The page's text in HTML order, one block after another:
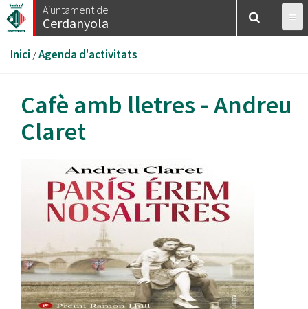
Vés
al
Ajuntament de
Cerdanyola
Esteu
aquí
Inici /Agenda d'activitats
Cafè amb lletres - Andreu
Claret